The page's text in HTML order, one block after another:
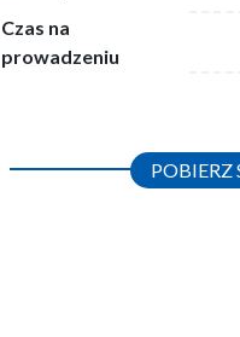
Czas na
prowadzeniu
POBIERZ